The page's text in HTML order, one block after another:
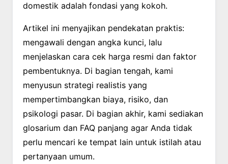
domestik adalah fondasi yang kokoh.
Artikel ini menyajikan pendekatan praktis:
mengawali dengan angka kunci, lalu
menjelaskan cara cek harga resmi dan faktor
pembentuknya. Di bagian tengah, kami
menyusun strategi realistis yang
mempertimbangkan biaya, risiko, dan
psikologi pasar. Di bagian akhir, kami sediakan
glosarium dan FAQ panjang agar Anda tidak
perlu mencari ke tempat lain untuk istilah atau
pertanyaan umum.